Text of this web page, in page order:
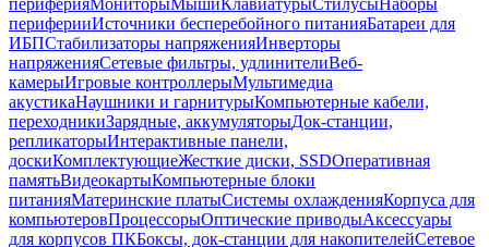
периферияМониторыМышиКлавиатурыСтилусыНаборы
периферииИсточники бесперебойного питанияБатареи для
ИБПСтабилизаторы напряженияИнверторы
напряженияСетевые фильтры, удлинителиВеб-
камерыИгровые контроллерыМультимедиа
акустикаНаушники и гарнитурыКомпьютерные кабели,
переходникиЗарядные, аккумуляторыДок-станции,
репликаторыИнтерактивные панели,
доскиКомплектующиеЖесткие диски, SSDОперативная
памятьВидеокартыКомпьютерные блоки
питанияМатеринские платыСистемы охлажденияКорпуса для
компьютеровПроцессорыОптические приводыАксессуары
для корпусов ПКБоксы, док-станции для накопителейСетевое